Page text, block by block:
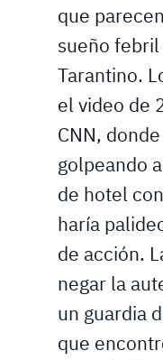
que
sueño
Tarantino.
el video de
CNN,
golpeando
de hotel
haría
de acción.
negar la
un guardia
que